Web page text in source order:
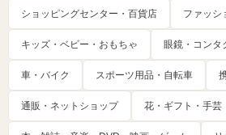
ショッピングセンター・百貨店 ファッシ
キッズ・ベビー・おもちゃ 眼鏡・コンタ
車・バイク スポーツ用品・自転車
通販・ネットショップ 花・ギフト・手芸